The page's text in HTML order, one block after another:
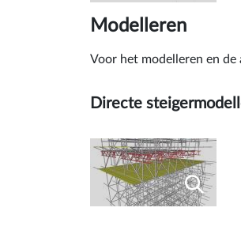
Modelleren
Voor het modelleren en de
Directe